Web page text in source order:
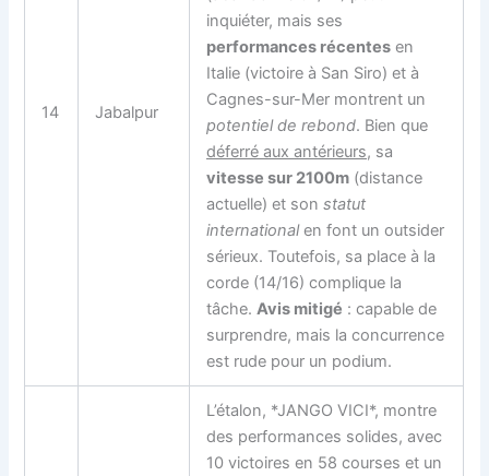
14 Jabalpur
inquiéter, mais ses
performances récentes en
Italie (victoire à San Siro) et à
Cagnes-sur-Mer montrent un
potentiel de rebond. Bien que
déferré aux antérieurs, sa
vitesse sur 2100m (distance
actuelle) et sonstatut
internationalen font un outsider
sérieux. Toutefois, sa place à la
corde (14/16) complique la
tâche.Avis mitigé : capable de
surprendre, mais la concurrence
est rude pour un podium.
L’étalon, *JANGO VICI*, montre
des performances solides, avec
10 victoires en 58 courses et un